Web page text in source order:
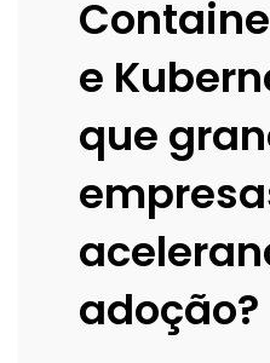
e
que
adoção?